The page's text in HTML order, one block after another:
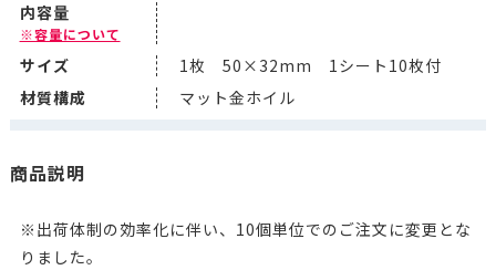
内容量
※容量について
サイズ
1枚 50×32mm 1シート10枚付
材質構成
マット金ホイル
商品説明
※出荷体制の効率化に伴い、10個単位でのご注文に変更とな
りました。